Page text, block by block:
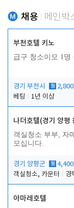
채용 메인박
부천호텔 키노
급구 청소이모 1명
경기 부천시 월
베팅
1년 이상
나더호텔(경기 양평
객실청소 부부, 자
모십니다.
경기 양평군 월
객실청소, 카운터
경
아마레호텔